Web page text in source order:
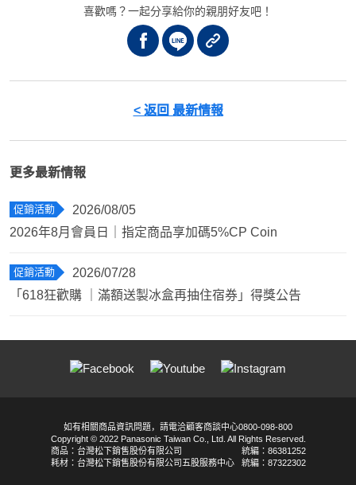
喜歡嗎？一起分享給你的親朋好友吧！
< 返回 最新情報
更多最新情報
促銷活動
2026/08/05
2026年8月會員日｜指定商品享加碼5%CP Coin
促銷活動
2026/07/28
「618狂歡購 ｜滿額送製冰盒再抽住宿券」得獎公告
如有相關商品資訊問題，請電洽顧客商談中心0800-098-800
Copyright © 2022 Panasonic Taiwan Co., Ltd. All Rights Reserved.
商品：台灣松下銷售股份有限公司
耗材：台灣松下銷售股份有限公司五股服務中心
統編：86381252
統編：87322302